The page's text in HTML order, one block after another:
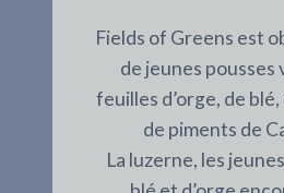
Fields of Greens est
de jeunes pousses
feuilles d’orge, de
de piments de
La luzerne, les